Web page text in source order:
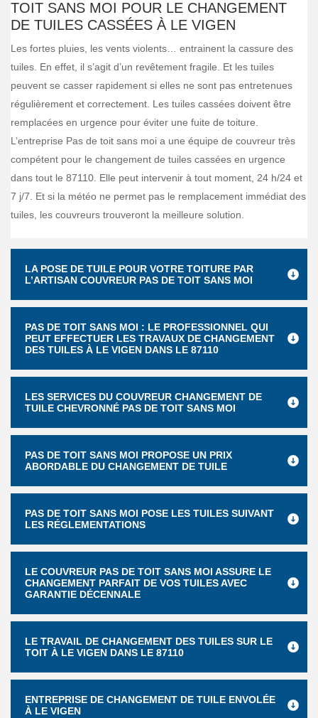
TOIT SANS MOI POUR LE CHANGEMENT
DE TUILES CASSÉES À LE VIGEN
Les fortes pluies, les vents violents… entrainent la cassure des
tuiles. En effet, il s’agit d’un revêtement fragile. Et les tuiles
peuvent se casser rapidement si elles ne sont pas entretenues
régulièrement et correctement. Les tuiles cassées doivent être
remplacées en urgence pour éviter une fuite de toiture.
L’entreprise Pas de toit sans moi a une équipe de couvreur très
compétent pour le changement de tuiles cassées en urgence
dans tout le 87110. Elle peut intervenir à tout moment, 24 h/24 et
7 j/7. Et si la météo ne permet pas le remplacement immédiat des
tuiles, les couvreurs trouveront la meilleure solution.
LA POSE DE TUILE POUR VOTRE TOITURE PAR
L’ARTISAN COUVREUR PAS DE TOIT SANS MOI
PAS DE TOIT SANS MOI : LE PROFESSIONNEL QUI
PEUT EFFECTUER LES TRAVAUX DE CHANGEMENT
DES TUILES À LE VIGEN DANS LE 87110
LES SERVICES DU COUVREUR CHANGEMENT DE
TUILE CHEVRONNÉ PAS DE TOIT SANS MOI
PAS DE TOIT SANS MOI PROPOSE UN PRIX
ABORDABLE DU CHANGEMENT DE TUILE
PAS DE TOIT SANS MOI POSE LES TUILES SUIVANT
LES RÉGLEMENTATIONS
LE COUVREUR PAS DE TOIT SANS MOI ASSURE LE
CHANGEMENT PARFAIT DE VOS TUILES AVEC
GARANTIE DÉCENNALE
LE TRAVAIL DE CHANGEMENT DES TUILES SUR LE
TOIT À LE VIGEN DANS LE 87110
ENTREPRISE DE CHANGEMENT DE TUILE ENVOLÉE
À LE VIGEN